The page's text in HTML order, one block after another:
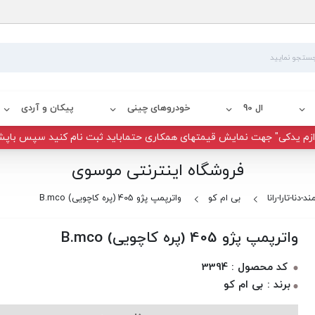
ال 90 خودروهای چینی پیکان و آردی
یدکی" جهت نمایش قیمتهای همکاری حتماباید ثبت نام کنید سپس
فروشگاه اینترنتی موسوی
دنا-تارا-رانا بی ام کو واترپمپ پژو 405 (پره کاچویی) B.mco
واترپمپ پژو 405 (پره کاچویی) B.mco
کد محصول : 3394
برند : بی ام کو